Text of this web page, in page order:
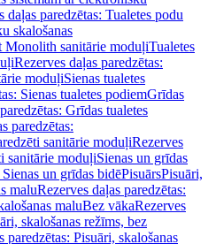
daļas paredzētas: Tualetes podu
skalošanas
Monolith sanitārie moduļiTualetes
Rezerves daļas paredzētas:
moduļiSienas tualetes
Sienas tualetes podiemGrīdas
Grīdas tualetes
paredzētas:
sanitārie moduļiRezerves
sanitārie moduļiSienas un grīdas
un grīdas bidēPisuārsPisuāri,
maluRezerves daļas paredzētas:
maluBez vākaRezerves
skalošanas režīms, bez
paredzētas: Pisuāri, skalošanas